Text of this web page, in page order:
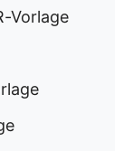
Vorlage